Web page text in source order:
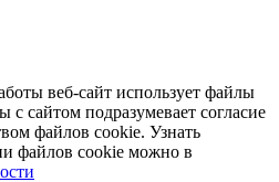
веб-сайт использует файлы
сайтом подразумевает согласие
файлов cookie. Узнать
файлов cookie можно в